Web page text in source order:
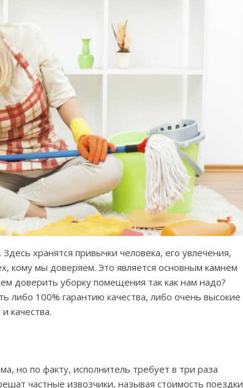
хранятся привычки человека, его увлечения,
кому мы доверяем. Это является основным камнем
доверить уборку помещения так как нам надо?
либо 100% гарантию качества, либо очень высокие
качества.
но по факту, исполнитель требует в три раза
частные извозчики, называя стоимость поездки